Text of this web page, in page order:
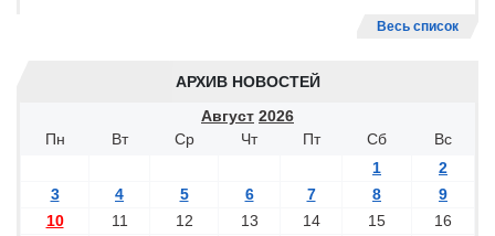
Весь список
АРХИВ НОВОСТЕЙ
Август 2026
Пн
Вт Ср Чт Пт Сб
Вс
1
2
3
4 5 6 7 8
9
10
11 12 13 14 15
16